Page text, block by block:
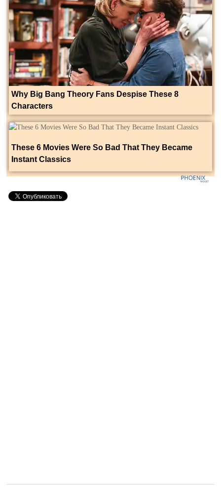
Why Big Bang Theory Fans Despise These 8
Characters
These 6 Movies Were So Bad That They Became
Instant Classics